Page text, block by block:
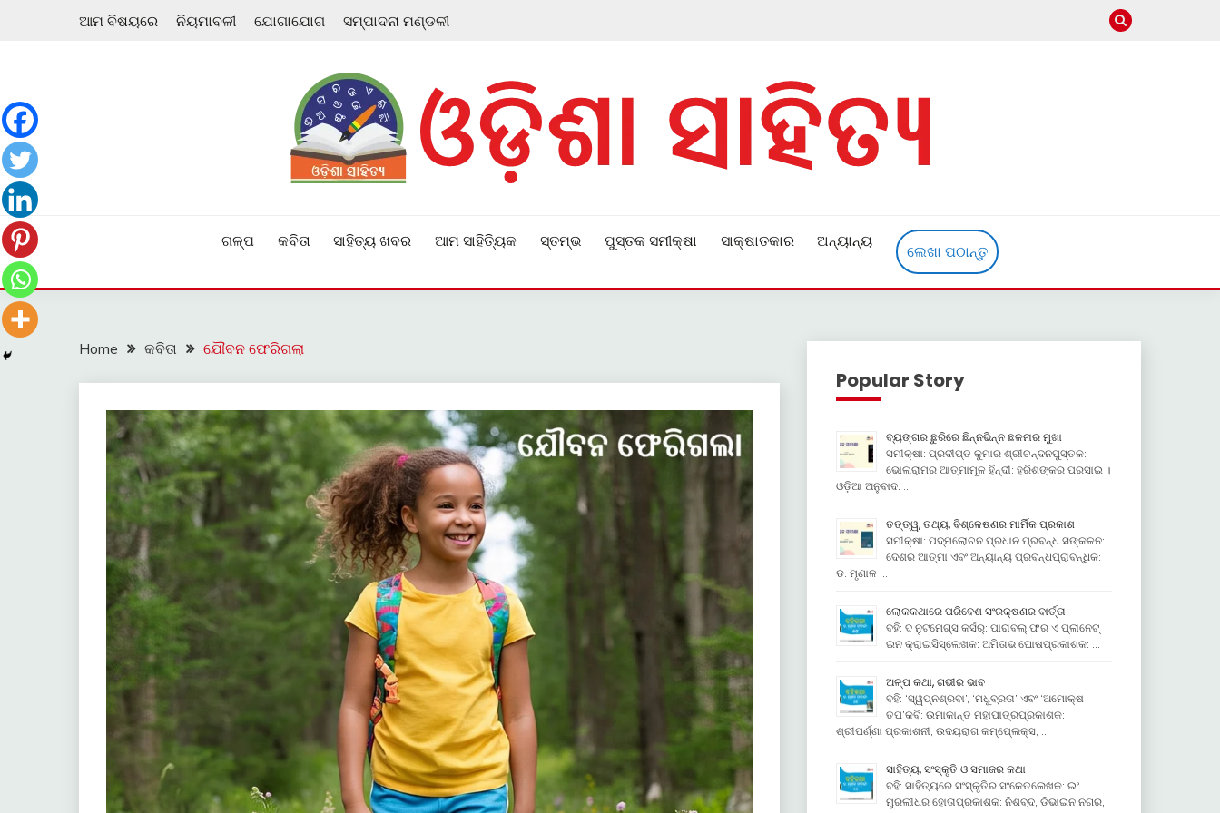
ଆମ ବିଷୟରେ ନିୟମାବଳୀ ଯୋଗାଯୋଗ ସମ୍ପାଦନା ମଣ୍ଡଳୀ
ଗଳ୍ପ କବିତା ସାହିତ୍ୟ ଖବର ଆମ ସାହିତ୍ୟିକ ସ୍ତମ୍ଭ ପୁସ୍ତକ ସମୀକ୍ଷା ସାକ୍ଷାତକାର ଅନ୍ୟାନ୍ୟ
ଲେଖା ପଠାନ୍ତୁ
Home କବିତା ଯୌବନ ଫେରିଗଲା
Popular Story
ବ୍ୟଙ୍ଗର ଛୁରିରେ ଛିନ୍ନଭିନ୍ନ ଛଳନାର ମୁଖା
ସମୀକ୍ଷା: ପ୍ରଦୀପ୍ତ କୁମାର ଶ୍ରୀଚନ୍ଦନପୁସ୍ତକ:
ଭୋଳାରାମର ଆତ୍ମାମୂଳ ହିନ୍ଦୀ: ହରିଶଙ୍କର ପରସାଇ ।
ଓଡ଼ିଆ ଅନୁବାଦ: …
ତତ୍ତ୍ୱ, ତଥ୍ୟ, ବିଶ୍ଳେଷଣର ମାର୍ମିକ ପ୍ରକାଶ
ସମୀକ୍ଷା: ପଦ୍ମଲୋଚନ ପ୍ରଧାନ ପ୍ରବନ୍ଧ ସଙ୍କଳନ:
ଦେଶର ଆତ୍ମା ଏବଂ ଅନ୍ୟାନ୍ୟ ପ୍ରବନ୍ଧପ୍ରାବନ୍ଧିକ:
ଡ. ମୃଣାଳ …
ଲୋକକଥାରେ ପରିବେଶ ସଂରକ୍ଷଣର ବାର୍ତ୍ତା
ବହି: ଦ ନୁଟମେଗ୍ସ କର୍ସର୍: ପାରାବଲ୍ ଫର ଏ ପ୍ଲାନେଟ୍
ଇନ କ୍ରାଇସିସ୍ଲେଖକ: ଅମିତାଭ ଘୋଷପ୍ରକାଶକ: …
ଅଳ୍ପ କଥା, ଗଭୀର ଭାବ
ବହି: ‘ସ୍ୱପ୍ନଶ୍ରବା’, ‘ମଧୁବ୍ରତା’ ଏବଂ ‘ଅମୋକ୍ଷ
ତପ’କବି: ଉମାକାନ୍ତ ମହାପାତ୍ରପ୍ରକାଶକ:
ଶ୍ରୀପର୍ଣ୍ଣା ପ୍ରକାଶନୀ, ଉଦୟରାଗ କମ୍ପେ୍ଲକ୍ସ, …
ସାହିତ୍ୟ, ସଂସ୍କୃତି ଓ ସମାଜର କଥା
ବହି: ସାହିତ୍ୟରେ ସଂସ୍କୃତିର ସଂକେତଲେଖକ: ଇଂ
ମୁରଲୀଧର ହୋତାପ୍ରକାଶକ: ନିଶବ୍ଦ, ଡିଭାଇନ ନଗର,